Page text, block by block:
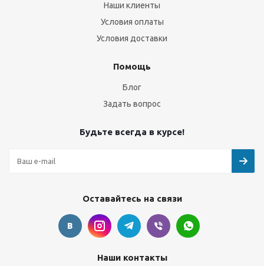
Наши клиенты
Условия оплаты
Условия доставки
Помощь
Блог
Задать вопрос
Будьте всегда в курсе!
Оставайтесь на связи
Наши контакты